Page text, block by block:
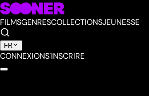
FILMSGENRESCOLLECTIONSJEUNESSE
FR
CONNEXIONS'INSCRIRE